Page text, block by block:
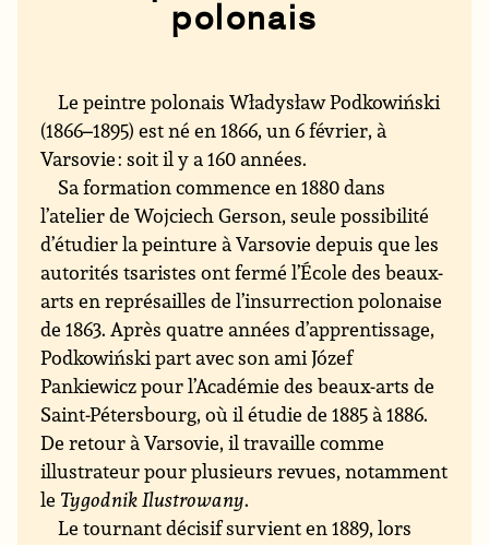
polonais
Le peintre polonais Władysław Podkowiński
(1866–1895) est né en 1866, un 6 février, à
Varsovie : soit il y a 160 années.
Sa formation commence en 1880 dans
l’atelier de Wojciech Gerson, seule possibilité
d’étudier la peinture à Varsovie depuis que les
autorités tsaristes ont fermé l’École des beaux-
arts en représailles de l’insurrection polonaise
de 1863. Après quatre années d’apprentissage,
Podkowiński part avec son ami Józef
Pankiewicz pour l’Académie des beaux-arts de
Saint-Pétersbourg, où il étudie de 1885 à 1886.
De retour à Varsovie, il travaille comme
illustrateur pour plusieurs revues, notamment
le Tygodnik Ilustrowany.
Le tournant décisif survient en 1889, lors